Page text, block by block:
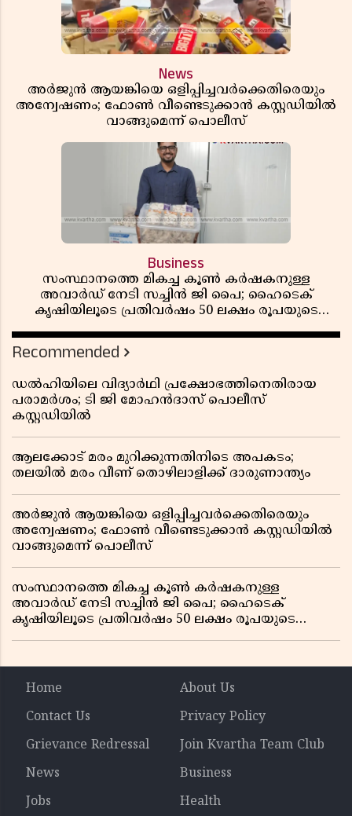
News
അർജുൻ ആയങ്കിയെ ഒളിപ്പിച്ചവർക്കെതിരെയും
അന്വേഷണം; ഫോൺ വീണ്ടെടുക്കാൻ കസ്റ്റഡിയിൽ
വാങ്ങുമെന്ന് പൊലീസ്
Business
സംസ്ഥാനത്തെ മികച്ച കൂൺ കർഷകനുള്ള
അവാർഡ് നേടി സച്ചിൻ ജി പൈ; ഹൈടെക്
കൃഷിയിലൂടെ പ്രതിവർഷം 50 ലക്ഷം രൂപയുടെ
Recommended
ഡൽഹിയിലെ വിദ്യാർഥി പ്രക്ഷോഭത്തിനെതിരായ
പരാമർശം; ടി ജി മോഹൻദാസ് പൊലീസ്
കസ്റ്റഡിയിൽ
ആലക്കോട് മരം മുറിക്കുന്നതിനിടെ അപകടം;
തലയിൽ മരം വീണ് തൊഴിലാളിക്ക് ദാരുണാന്ത്യം
അർജുൻ ആയങ്കിയെ ഒളിപ്പിച്ചവർക്കെതിരെയും
അന്വേഷണം; ഫോൺ വീണ്ടെടുക്കാൻ കസ്റ്റഡിയിൽ
വാങ്ങുമെന്ന് പൊലീസ്
സംസ്ഥാനത്തെ മികച്ച കൂൺ കർഷകനുള്ള
അവാർഡ് നേടി സച്ചിൻ ജി പൈ; ഹൈടെക്
കൃഷിയിലൂടെ പ്രതിവർഷം 50 ലക്ഷം രൂപയുടെ
Home
About Us
Contact Us
Privacy Policy
Grievance Redressal
Join Kvartha Team Club
News
Business
Jobs
Health